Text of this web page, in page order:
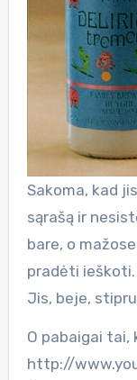
Sakoma, kad
sąrašą ir
bare, o
pradėti ieškoti.
Jis, beje,
O pabaigai tai,
http://